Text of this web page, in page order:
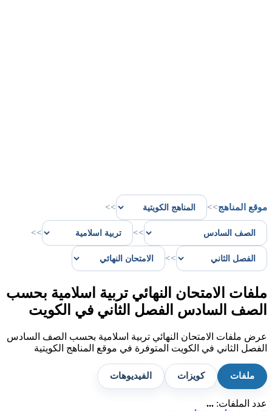
موقع المناهج>>
>>
>>
>>
>>
ملفات الامتحان النهائي تربية اسلامية بحسب
الصف السادس الفصل الثاني في الكويت
عرض ملفات الامتحان النهائي تربية اسلامية بحسب الصف السادس
الفصل الثاني في الكويت المتوفرة في موقع المناهج الكويتية
ملفات كويزات الفيديوهات
عدد الملفات: ...